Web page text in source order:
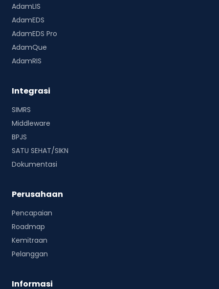
AdamLIS
AdamEDS
AdamEDS Pro
AdamQue
AdamRIS
Integrasi
SIMRS
Middleware
BPJS
SATU SEHAT/SIKN
Dokumentasi
Perusahaan
Pencapaian
Roadmap
Kemitraan
Pelanggan
Informasi